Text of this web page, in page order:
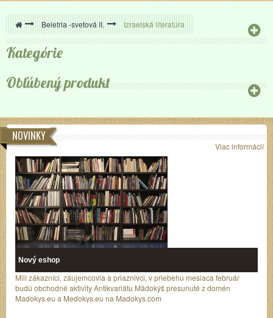
> Beletria -svetová II. > Izraelská literatúra
Kategórie
Obľúbený produkt
NOVINKY
Nový eshop
Milí zákazníci, záujemcovia a priaznivci, v priebehu mesiaca február
budú obchodné aktivity Antikvariátu Mädokýš presunuté z domén
Madokys.eu a Medokys.eu na Madokys.com
Viac informácií